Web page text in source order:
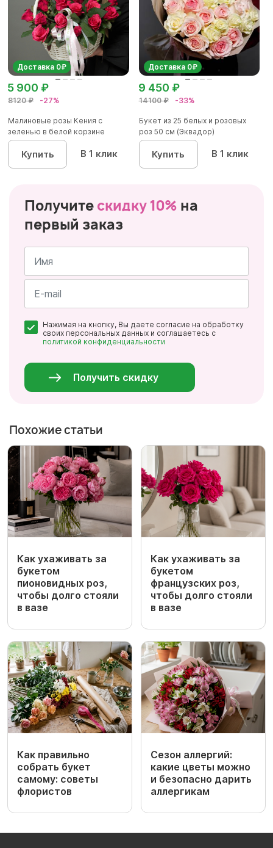
Доставка 0₽
8120 ₽ -27%
5 900 ₽
Малиновые розы Кения с
зеленью в белой корзине
Купить В 1 клик
Доставка 0₽
14100 ₽ -33%
9 450 ₽
Букет из 25 белых и розовых
роз 50 см (Эквадор)
Купить В 1 клик
Получите скидку 10% на
первый заказ
Имя
*
Нажимая на кнопку, Вы даете согласие на обработку
своих персональных данных и соглашаетесь с
политикой конфиденциальности
Получить скидку
Похожие статьи
Как ухаживать за
букетом
пионовидных роз,
чтобы долго стояли
в вазе
Как ухаживать за
букетом
французских роз,
чтобы долго стояли
в вазе
Как правильно
собрать букет
самому: советы
флористов
Сезон аллергий:
какие цветы можно
и безопасно дарить
аллергикам